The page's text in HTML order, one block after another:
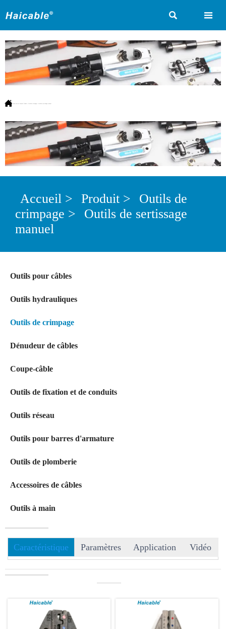
 
 Produit
Accueil > Produit >
Outils de
crimpage >
Outils de sertissage
manuel
Outils pour câbles
Outils hydrauliques
Outils de crimpage
Dénudeur de câbles
Coupe-câble
Outils de fixation et de conduits
Outils réseau
Outils pour barres d'armature
Outils de plomberie
Accessoires de câbles
Outils à main
Caractéristique Paramètres Application Vidéo
———